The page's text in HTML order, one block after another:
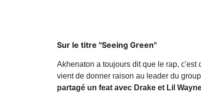
Sur le titre "Seeing Green"
Akhenaton a toujours dit que le rap,
vient de donner raison au leader du
partagé un feat avec Drake et Lil